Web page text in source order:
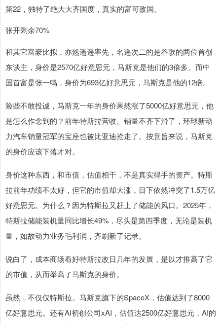
第22，独特了绝大大齐国度，真实的富可敌国。
张开剩余70%
和其它富豪比拟，亦然遥遥率先，名递次二的是谷歌的两位首创
东谈主，身价是2570亿好意思元，马斯克是他们的3倍多。而中
国首富是张一鸣，身价为693亿好意思元，马斯克是他的12倍。
险些不敢投诚，马斯克一年的身价果然涨了5000亿好意思元，他
是怎么作念到的？前年特斯拉营收、销量不齐下滑了，环球新动
力汽车销量冠军的宝座也被比亚迪抢走了。按意旨来说，马斯克
的身价应该下落才对。
身价这种东西，和市值，估值相干，不是真实得手的资产。特斯
拉前年功绩不太好，但它的市值却大涨，目下依然冲突了1.5万亿
好意思元。为什么？因为特斯拉又赶上了储能的风口。2025年，
特斯拉储能装机量同比增长49%，尽头是第四季度，无论是装机
量，如故动力业务毛利润，齐刷新了记录。
说白了，成本商场看好特斯拉改日几年的发展，是以才推高了它
的市值，从而举高了马斯克的身价。
虽然，不仅仅特斯拉。马斯克旗下的SpaceX，估值达到了8000
亿好意思元。还有AI初创公司xAI，估值达2500亿好意思元，AI的